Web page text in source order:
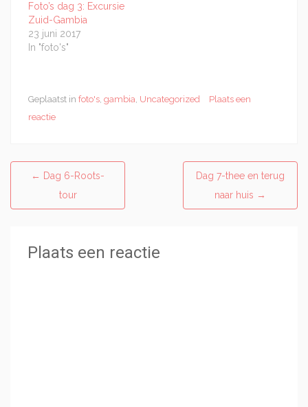
Foto’s dag 3: Excursie
Zuid-Gambia
23 juni 2017
In "foto's"
Geplaatst in foto's, gambia, Uncategorized
Plaats een
reactie
Post
navigatie
← Dag 6-Roots-
tour
Dag 7-thee en terug
naar huis →
Plaats een reactie